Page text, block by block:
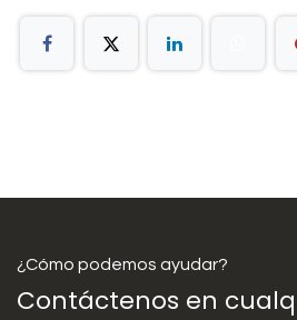
¿Cómo podemos ayudar?
Contáctenos en